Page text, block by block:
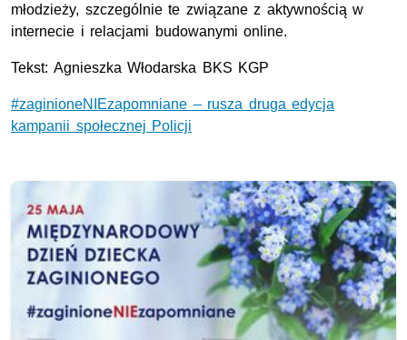
młodzieży, szczególnie te związane z aktywnością w
internecie i relacjami budowanymi online.
Tekst: Agnieszka Włodarska BKS KGP
#zaginioneNIEzapomniane – rusza druga edycja
kampanii społecznej Policji